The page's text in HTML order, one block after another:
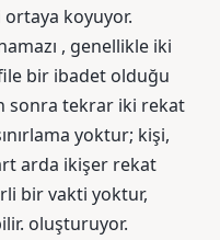
ortaya koyuyor.
, genellikle iki
bir ibadet olduğu
sonra tekrar iki rekat
yoktur; kişi,
arda ikişer rekat
bir vakti yoktur,
oluşturuyor.